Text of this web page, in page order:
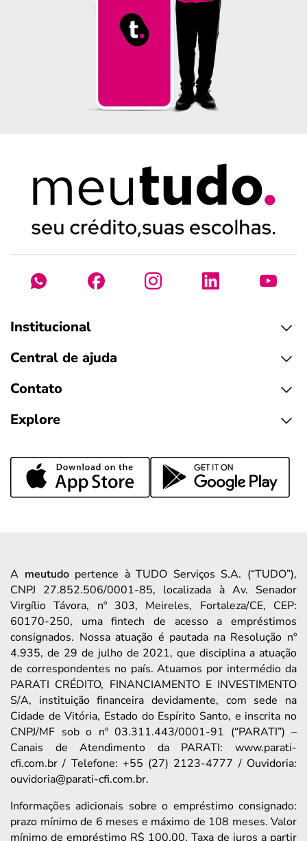
Institucional
Central de ajuda
Contato
Explore
A meutudopertence à TUDO Serviços S.A. (“TUDO”),
CNPJ 27.852.506/0001-85, localizada à Av. Senador
Virgílio Távora, nº 303, Meireles, Fortaleza/CE, CEP:
60170-250, uma fintech de acesso a empréstimos
consignados. Nossa atuação é pautada na Resolução nº
4.935, de 29 de julho de 2021, que disciplina a atuação
de correspondentes no país. Atuamos por intermédio da
PARATI CRÉDITO, FINANCIAMENTO E INVESTIMENTO
S/A, instituição financeira devidamente, com sede na
Cidade de Vitória, Estado do Espírito Santo, e inscrita no
CNPJ/MF sob o nº 03.311.443/0001-91 (“PARATI”) –
Canais de Atendimento da PARATI: www.parati-
cfi.com.br / Telefone: +55 (27) 2123-4777 / Ouvidoria:
ouvidoria@parati-cfi.com.br.
Informações adicionais sobre o empréstimo consignado:
prazo mínimo de 6 meses e máximo de 108 meses. Valor
mínimo de empréstimo R$ 100,00. Taxa de juros a partir